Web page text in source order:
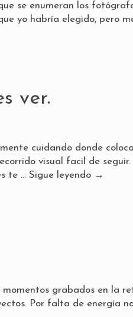
se enumeran los
yo habría elegido, pero
ver.
cuidando donde
visual facil de
te … Sigue leyendo →
grabados en la
Por falta de energía no